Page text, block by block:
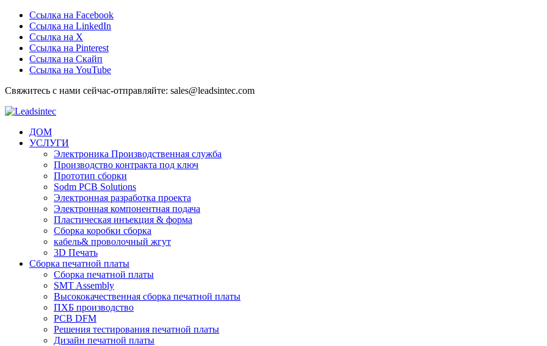
Ссылка на Facebook
Ссылка на LinkedIn
Ссылка на Х
Ссылка на Pinterest
Ссылка на Скайп
Ссылка на YouTube
Свяжитесь с нами сейчас-отправляйте: sales@leadsintec.com
ДОМ
УСЛУГИ
Электроника Производственная служба
Производство контракта под ключ
Прототип сборки
Sodm PCB Solutions
Электронная разработка проекта
Электронная компонентная подача
Пластическая инъекция & форма
Сборка коробки сборка
кабель& проволочный жгут
3D Печать
Сборка печатной платы
Сборка печатной платы
SMT Assembly
Высококачественная сборка печатной платы
ПХБ производство
PCB DFM
Решения тестирования печатной платы
Дизайн печатной платы